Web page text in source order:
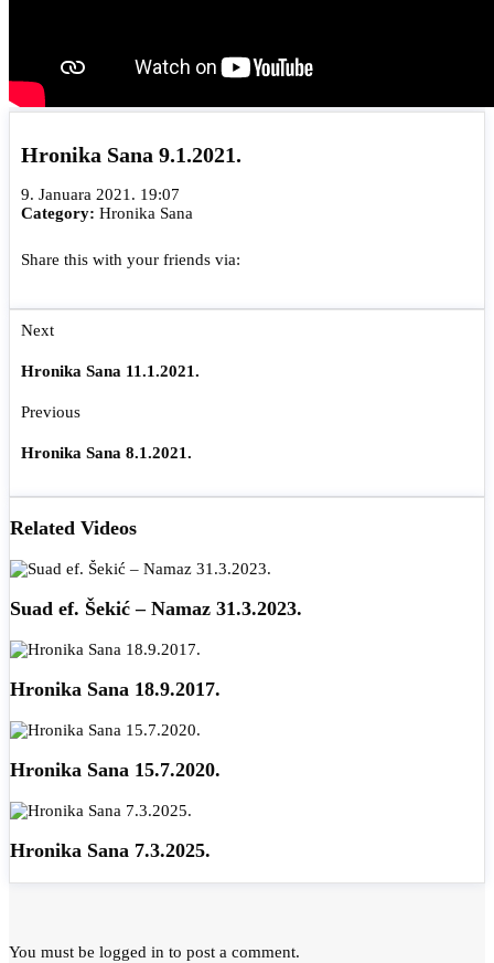
Hronika Sana 9.1.2021.
9. Januara 2021. 19:07
Category: Hronika Sana
Share this with your friends via:
Next
Hronika Sana 11.1.2021.
Previous
Hronika Sana 8.1.2021.
Related Videos
Suad ef. Šekić – Namaz 31.3.2023.
Hronika Sana 18.9.2017.
Hronika Sana 15.7.2020.
Hronika Sana 7.3.2025.
You must be logged in to post a comment.